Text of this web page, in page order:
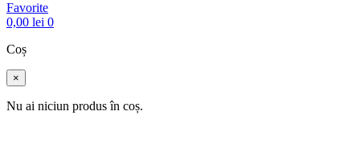
Favorite
0,00 lei 0
Coș
×
Nu ai niciun produs în coș.